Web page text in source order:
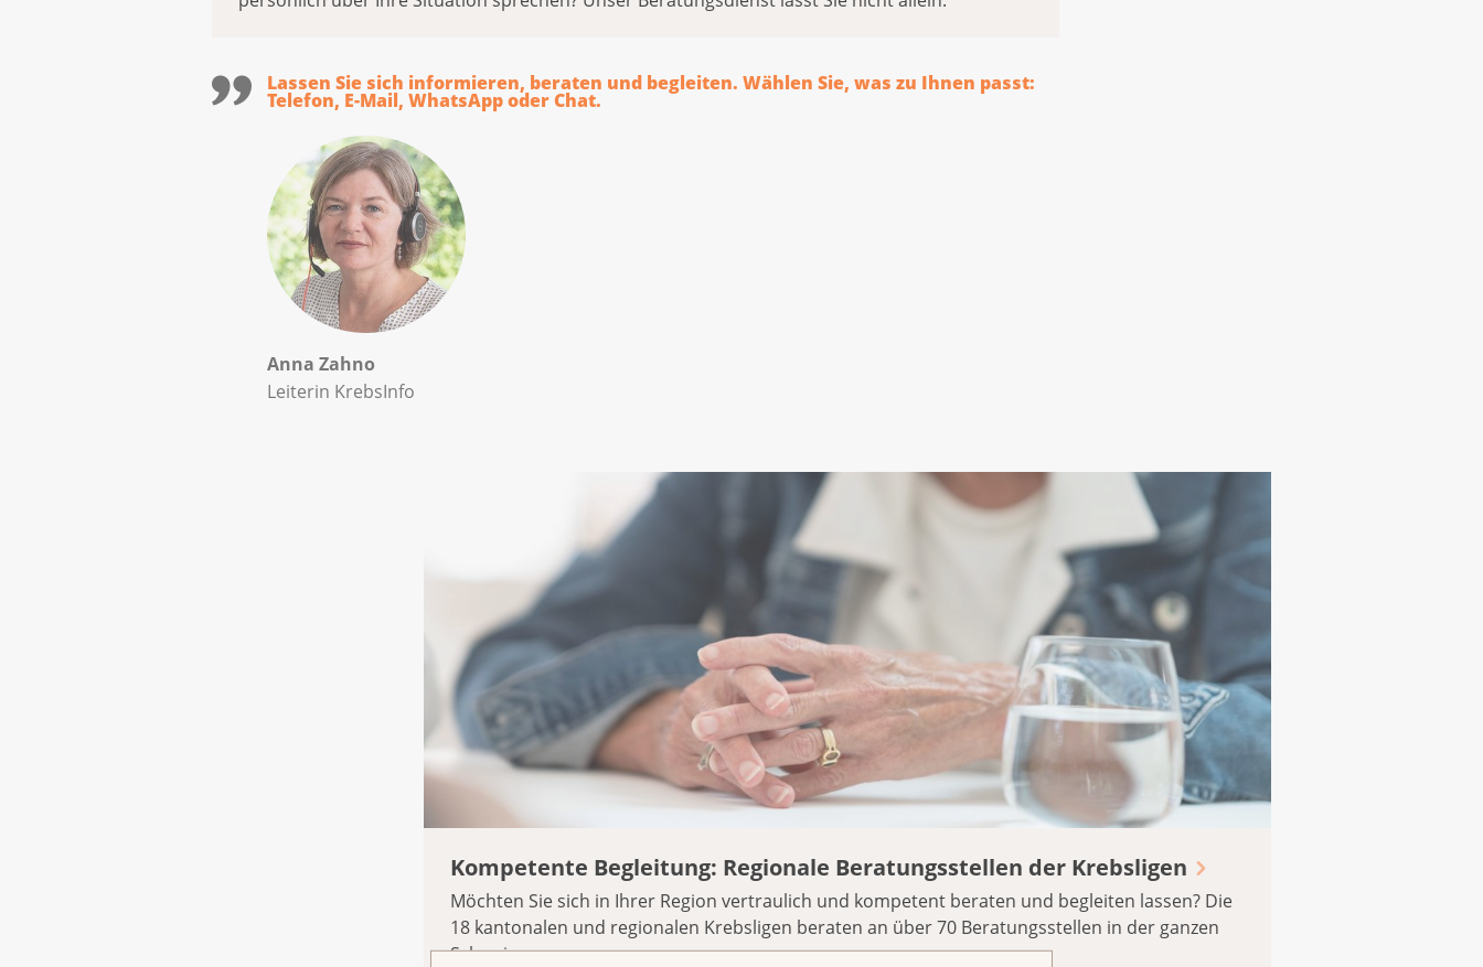
Lassen Sie sich informieren, beraten und begleiten. Wählen Sie, was zu Ihnen passt:
Telefon, E-Mail, WhatsApp oder Chat.
Anna Zahno
Leiterin KrebsInfo
Kompetente Begleitung: Regionale Beratungsstellen der Krebsligen
Möchten Sie sich in Ihrer Region vertraulich und kompetent beraten und begleiten lassen? Die
18 kantonalen und regionalen Krebsligen beraten an über 70 Beratungsstellen in der ganzen
Schweiz.